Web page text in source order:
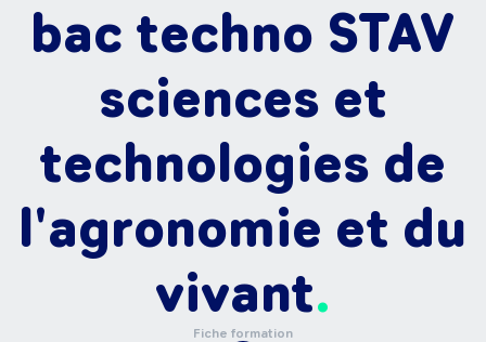
bac techno STAV
sciences et
technologies de
l'agronomie et du
vivant
Fiche formation